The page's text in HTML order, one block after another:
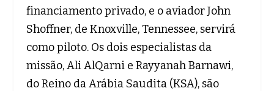
financiamento privado, e o aviador John
Shoffner, de Knoxville, Tennessee, servirá
como piloto. Os dois especialistas da
missão, Ali AlQarni e Rayyanah Barnawi,
do Reino da Arábia Saudita (KSA), são